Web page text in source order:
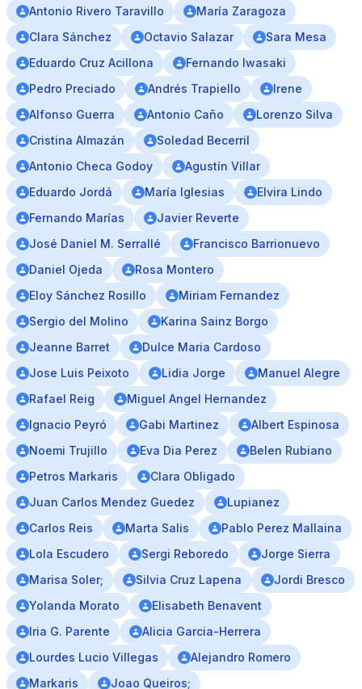
Antonio Rivero Taravillo
María Zaragoza
Clara Sánchez
Octavio Salazar
Sara Mesa
Eduardo Cruz Acillona
Fernando Iwasaki
Pedro Preciado
Andrés Trapiello
Irene
Alfonso Guerra
Antonio Caño
Lorenzo Silva
Cristina Almazán
Soledad Becerril
Antonio Checa Godoy
Agustín Villar
Eduardo Jordá
María Iglesias
Elvira Lindo
Fernando Marías
Javier Reverte
José Daniel M. Serrallé
Francisco Barrionuevo
Daniel Ojeda
Rosa Montero
Eloy Sánchez Rosillo
Miriam Fernandez
Sergio del Molino
Karina Sainz Borgo
Jeanne Barret
Dulce Maria Cardoso
Jose Luis Peixoto
Lidia Jorge
Manuel Alegre
Rafael Reig
Miguel Angel Hernandez
Ignacio Peyró
Gabi Martinez
Albert Espinosa
Noemi Trujillo
Eva Dia Perez
Belen Rubiano
Petros Markaris
Clara Obligado
Juan Carlos Mendez Guedez
Lupianez
Carlos Reis
Marta Salis
Pablo Perez Mallaina
Lola Escudero
Sergi Reboredo
Jorge Sierra
Marisa Soler;
Silvia Cruz Lapena
Jordi Bresco
Yolanda Morato
Elisabeth Benavent
Iria G. Parente
Alicia Garcia-Herrera
Lourdes Lucio Villegas
Alejandro Romero
Markaris
Joao Queiros;